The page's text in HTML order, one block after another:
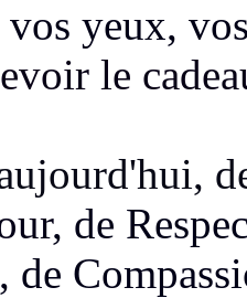
vos yeux,
le
, de
de